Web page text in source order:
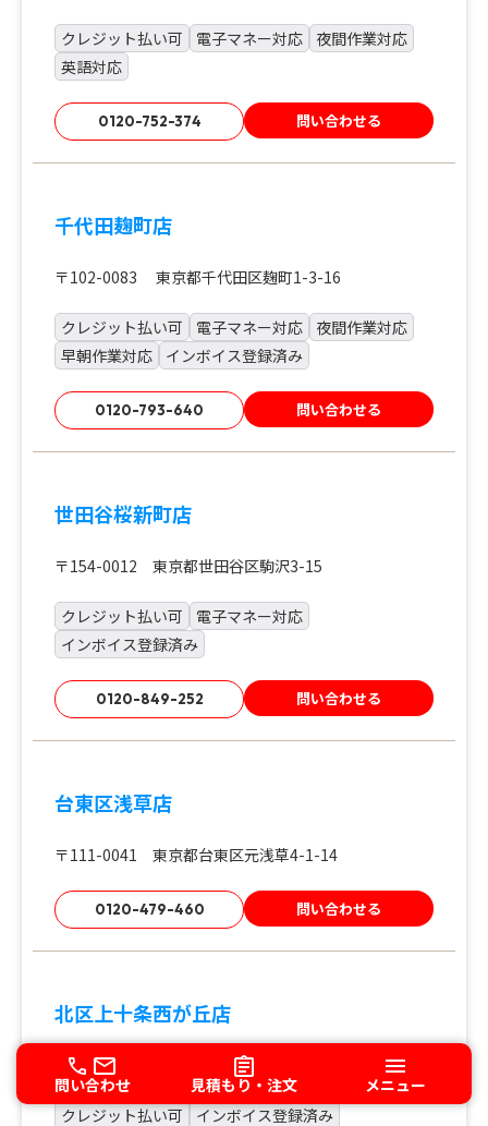
クレジット払い可 電子マネー対応
夜間作業対応
英語対応
0120-752-374 問い合わせる
千代田麹町店
〒102-0083 東京都千代田区麹町1-3-16
クレジット払い可 電子マネー対応
夜間作業対応
早朝作業対応
インボイス登録済み
0120-793-640 問い合わせる
世田谷桜新町店
〒154-0012 東京都世田谷区駒沢3-15
クレジット払い可
電子マネー対応
インボイス登録済み
0120-849-252 問い合わせる
台東区浅草店
〒111-0041 東京都台東区元浅草4-1-14
0120-479-460 問い合わせる
北区上十条西が丘店
〒115-0056 東京都北区西が丘２−８−５
クレジット払い可 インボイス登録済み
問い合わせ 見積もり・注文 メニュー